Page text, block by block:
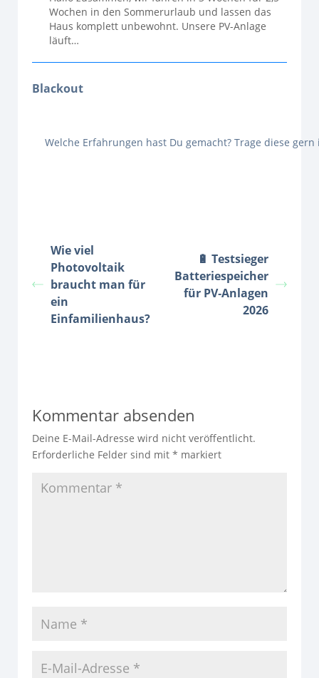
Wochen in den Sommerurlaub und lassen das
Haus komplett unbewohnt. Unsere PV-Anlage
läuft…
Blackout
Welche Erfahrungen hast Du gemacht? Trage diese
Wie viel
Photovoltaik
braucht man für
ein
Einfamilienhaus?
🔋 Testsieger
Batteriespeicher
für PV‑Anlagen
2026
Kommentar absenden
Deine E-Mail-Adresse wird nicht veröffentlicht.
Erforderliche Felder sind mit * markiert